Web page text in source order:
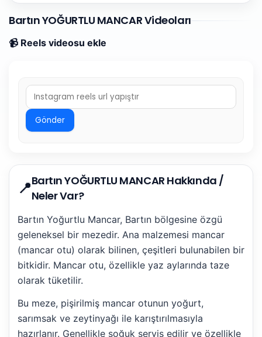
Bartın YOĞURTLU MANCAR Videoları
📹 Reels videosu ekle
Gönder
📍Bartın YOĞURTLU MANCAR Hakkında /
Neler Var?
Bartın Yoğurtlu Mancar, Bartın bölgesine özgü
geleneksel bir mezedir. Ana malzemesi mancar
(mancar otu) olarak bilinen, çeşitleri bulunabilen bir
bitkidir. Mancar otu, özellikle yaz aylarında taze
olarak tüketilir.
Bu meze, pişirilmiş mancar otunun yoğurt,
sarımsak ve zeytinyağı ile karıştırılmasıyla
hazırlanır. Genellikle soğuk servis edilir ve özellikle